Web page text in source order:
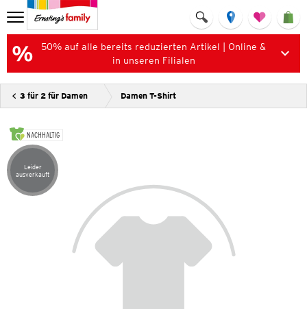
50% auf alle bereits reduzierten Artikel | Online &
in unseren Filialen
3 für 2 für Damen Damen T-Shirt
NACHHALTIG
Artikel leider ausverkauft
Leider
ausverkauft